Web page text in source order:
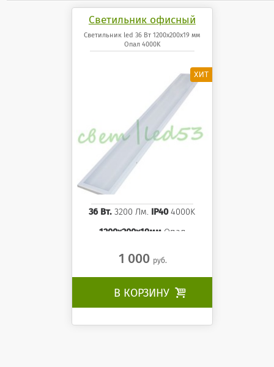
Светильник офисный
светодиодный 36 Вт
1200x200x19 мм Опал
Светильник led 36 Вт 1200x200x19 мм
Опал 4000K
36 Вт. 3200 Лм. IP404000K
1200x200x19ммОпал
1 000 руб.
В КОРЗИНУ 